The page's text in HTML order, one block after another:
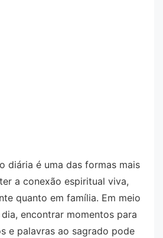
diária é uma das formas mais
a conexão espiritual viva,
quanto em família. Em meio
encontrar momentos para
e palavras ao sagrado pode